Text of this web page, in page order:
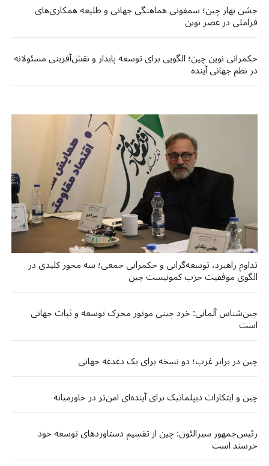
جشن بهار چین؛ سمفونی هماهنگی جهانی و طلیعه همکاری‌های
فراملی در عصر نوین
حکمرانی نوین چین؛ الگویی برای توسعه پایدار و نقش‌آفرینی مسئولانه
در نظم جهانی آینده
تداوم راهبرد، توسعه‌گرایی و حکمرانی جمعی؛ سه محور کلیدی در
الگوی موفقیت حزب کمونیست چین
چین‌شناس آلمانی: خرد چینی موتور محرک توسعه و ثبات جهانی
است
چین در برابر غرب؛ دو نسخه برای یک دغدغه جهانی
چین و ابتکارات دیپلماتیک برای آینده‌ای امن‌تر در خاورمیانه
رئیس‌جمهور سیرالئون: چین از تقسیم دستاوردهای توسعه خود
خرسند است